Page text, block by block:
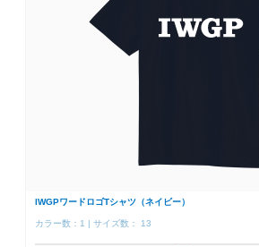
IWGPワードロゴTシャツ（ネイビー）
カラー数：1 | サイズ数： 13